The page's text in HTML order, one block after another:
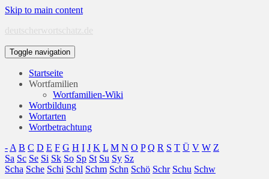
Skip to main content
deutscherwortschatz.de
Toggle navigation
Startseite
Wortfamilien
Wortfamilien-Wiki
Wortbildung
Wortarten
Wortbetrachtung
- A B C D E F G H I J K L M N O P Q R S T Ü V W Z
Sa Sc Se Si Sk So Sp St Su Sy Sz
Scha Sche Schi Schl Schm Schn Schö Schr Schu Schw